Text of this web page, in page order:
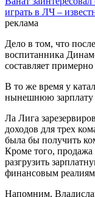
играть в ЛЧ –
реклама
Дело в том, что
воспитанника
составляет
В то же время у
нынешнюю зарплату
Ла Лига
доходов для трех
была бы получить
Кроме того,
разгрузить
финансовым
Напомним,